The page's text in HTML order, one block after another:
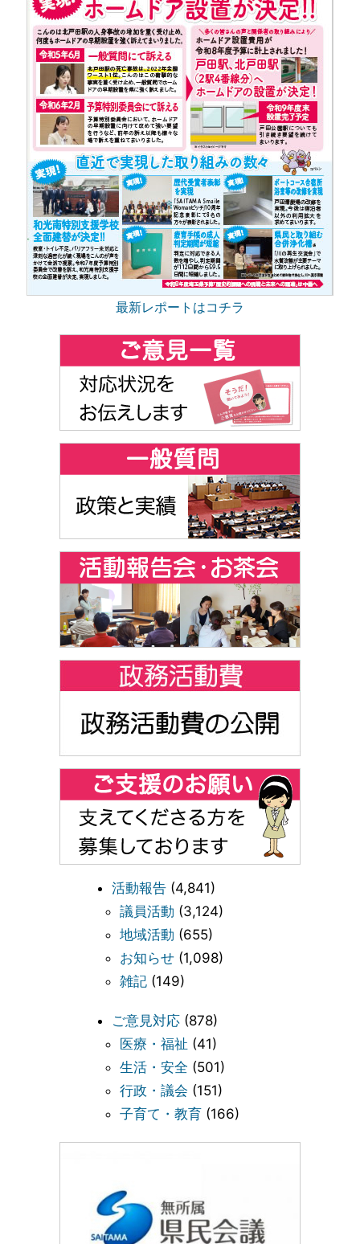
最新レポートはコチラ
活動報告 (4,841)
議員活動 (3,124)
地域活動 (655)
お知らせ (1,098)
雑記 (149)
ご意見対応 (878)
医療・福祉 (41)
生活・安全 (501)
行政・議会 (151)
子育て・教育 (166)